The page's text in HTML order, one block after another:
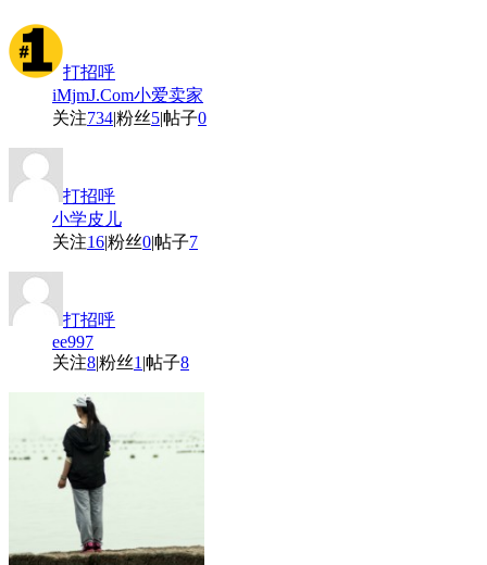
打招呼
iMjmJ.Com小爱卖家
关注734|粉丝5|帖子0
打招呼
小学皮儿
关注16|粉丝0|帖子7
打招呼
ee997
关注8|粉丝1 |帖子8